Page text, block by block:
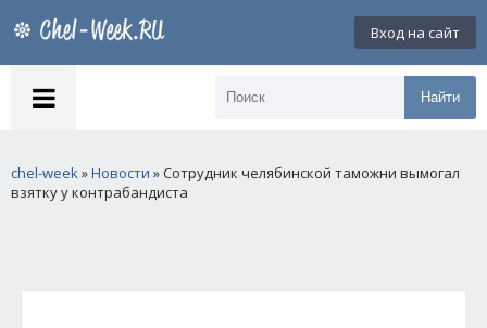
Вход на сайт
Найти
chel-week»Новости » Сотрудник челябинской таможни вымогал
взятку у контрабандиста